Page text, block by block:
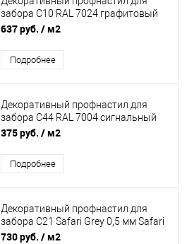
забора С10 RAL 7024 графитовый
серый 0,5 мм Quarzit matt Grand Line
637 руб. / м2
Подробнее
Декоративный профнастил для
забора С44 RAL 7004 сигнальный
серый 0.5 мм
375 руб. / м2
Подробнее
Декоративный профнастил для
забора С21 Safari Grey 0,5 мм Safari
Grand Line
730 руб. / м2